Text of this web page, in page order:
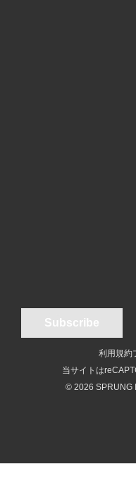
利用規約
当サイトは
© 2026 SPRUNG